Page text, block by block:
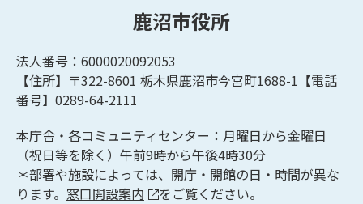
鹿沼市役所
法人番号：6000020092053
【住所】〒322-8601 栃木県鹿沼市今宮町1688-1【電話
番号】0289-64-2111
本庁舎・各コミュニティセンター：月曜日から金曜日
（祝日等を除く）午前9時から午後4時30分
＊部署や施設によっては、開庁・開館の日・時間が異な
ります。 窓口開設案内 をご覧ください。